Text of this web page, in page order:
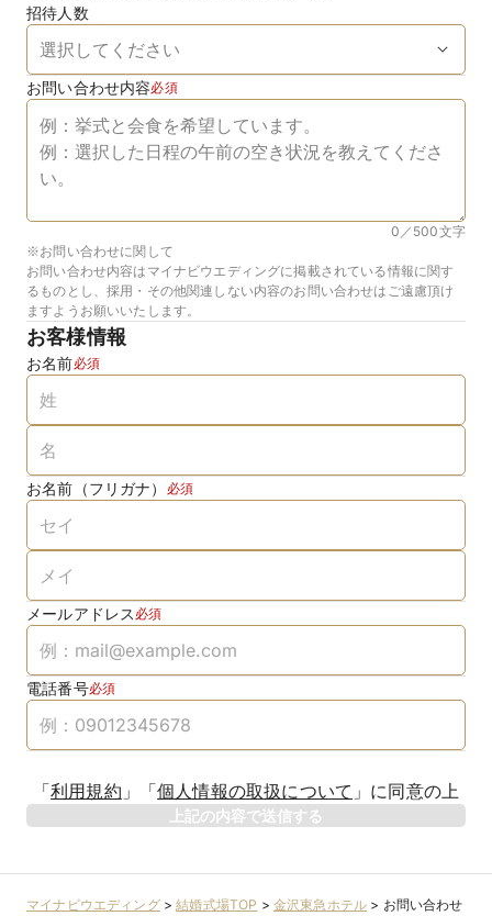
招待人数
お問い合わせ内容必須
0／500文字
※お問い合わせに関して
お問い合わせ内容はマイナビウエディングに掲載されている情報に関す
るものとし、採用・その他関連しない内容のお問い合わせはご遠慮頂け
ますようお願いいたします。
お客様情報
お名前必須
お名前（フリガナ） 必須
メールアドレス 必須
電話番号必須
「利用規約 」 「個人情報の取扱について 」 に同意の上
上記の内容で送信する
マイナビウエディング>結婚式場TOP > 金沢東急ホテル > お問い合わせ